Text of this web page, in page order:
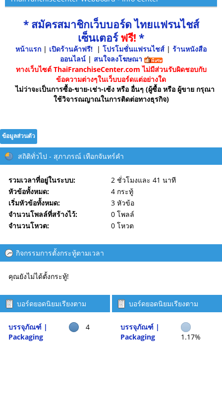
* สมัครสมาชิกเว็บบอร์ด ไทยแฟรนไชส์
เซ็นเตอร์ฟรี! *
หน้าแรก | เปิดร้านค้าฟรี! | โปรโมชั่นแฟรนไชส์ | ร้านหนังสือ
ออนไลน์ | สนใจลงโฆษณา
ทางเว็บไซต์ ThaiFranchiseCenter.com ไม่มีส่วนรับผิดชอบกับ
ข้อความต่างๆในเว็บบอร์ดแต่อย่างใด
ไม่ว่าจะเป็นการซื้อ-ขาย-เช่า-เซ้ง หรือ อื่นๆ (ผู้ซื้อ หรือ ผู้ขาย กรุณา
ใช้วิจารณญาณในการติดต่อทางธุรกิจ)
ข้อมูลส่วนตัว
สถิติทั่วไป - สุภาภรณ์ เทือกจันทร์คำ
รวมเวลาที่อยู่ในระบบ:
2 ชั่วโมงและ 41 นาที
หัวข้อทั้งหมด:
4 กระทู้
เริ่มหัวข้อทั้งหมด:
3 หัวข้อ
จำนวนโพลล์ที่สร้างไว้:
0 โพลล์
จำนวนโหวต:
0 โหวต
กิจกรรมการตั้งกระทู้ตามเวลา
คุณยังไม่ได้ตั้งกระทู้!
บอร์ดยอดนิยมเรียงตาม
บรรจุภัณฑ์ |
Packaging
4
บอร์ดยอดนิยมเรียงตาม
บรรจุภัณฑ์ |
Packaging
1.17%